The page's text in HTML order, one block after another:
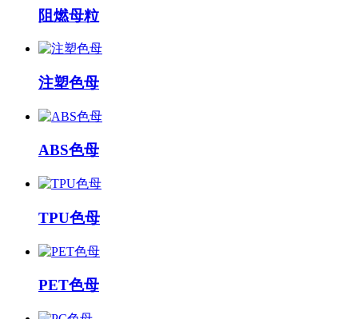
阻燃母粒
注塑色母
ABS色母
TPU色母
PET色母